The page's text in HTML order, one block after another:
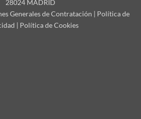
28024 MADRID
Generales de Contratación | Política de
| Política de Cookies